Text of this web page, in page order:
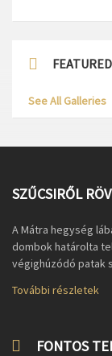
See All Galleries
SZŰCSIRŐL
A Mátra hegység
dombok határolta
végighúzódó patak
További részletek
FONTOS